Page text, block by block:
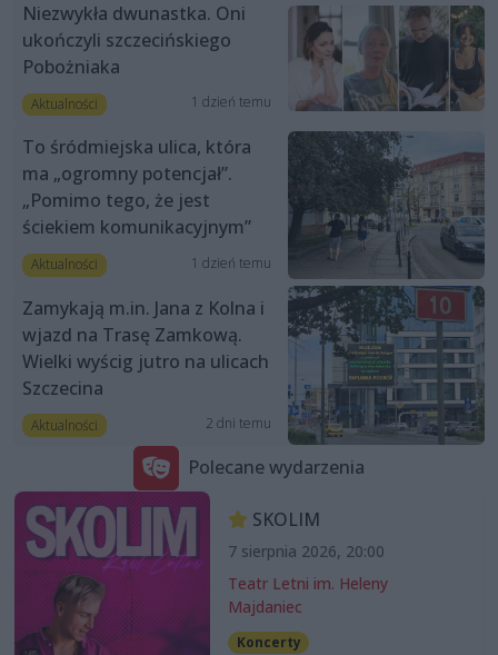
Niezwykła dwunastka. Oni
ukończyli szczecińskiego
Pobożniaka
Aktualności 1 dzień temu
To śródmiejska ulica, która
ma „ogromny potencjał”.
„Pomimo tego, że jest
ściekiem komunikacyjnym”
Aktualności 1 dzień temu
Zamykają m.in. Jana z Kolna i
wjazd na Trasę Zamkową.
Wielki wyścig jutro na ulicach
Szczecina
Aktualności 2 dni temu
Polecane wydarzenia
SKOLIM
7 sierpnia 2026, 20:00
Teatr Letni im. Heleny
Majdaniec
Koncerty